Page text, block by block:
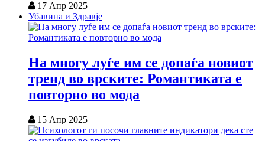
17 Апр 2025
Убавина и Здравје
На многу луѓе им се допаѓа новиот
тренд во врските: Романтиката е
повторно во мода
15 Апр 2025